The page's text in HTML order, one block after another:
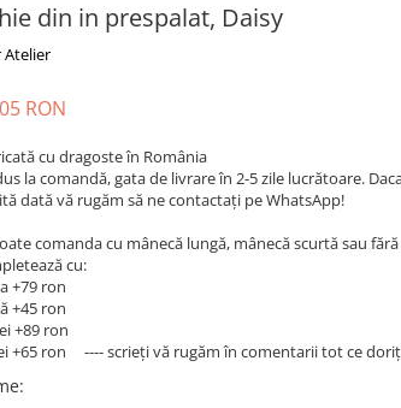
din in prespalat, Daisy
Atelier
RON
cu dragoste în România
la comandă, gata de livrare în 2-5 zile lucrătoare.
dată vă rugăm să ne contactați pe WhatsApp!
comanda cu mânecă lungă, mânecă scurtă sau
cu:
+79 ron
+45 ron
+89 ron
+65 ron ---- scrieți vă rugăm în comentarii tot ce
: